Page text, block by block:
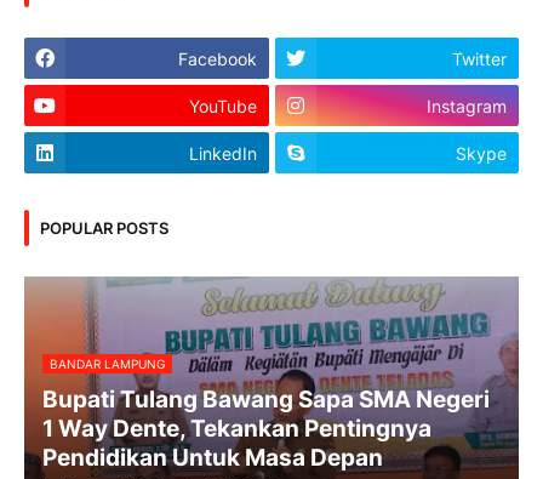
Facebook Twitter
YouTube Instagram
LinkedIn Skype
POPULAR POSTS
BANDAR LAMPUNG
Bupati Tulang Bawang Sapa SMA Negeri
1 Way Dente, Tekankan Pentingnya
Pendidikan Untuk Masa Depan